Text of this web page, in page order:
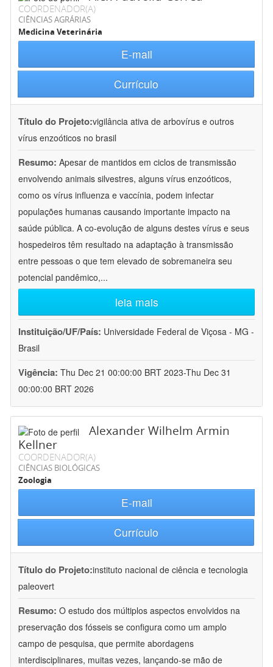
COORDENADOR(A)
CIÊNCIAS AGRÁRIAS
Medicina Veterinária
E-mail
Currículo
Título do Projeto:vigilância ativa de arbovírus e outros
vírus enzoóticos no brasil
Resumo: Apesar de mantidos em ciclos de transmissão
envolvendo animais silvestres, alguns vírus enzoóticos,
como os vírus influenza e vaccínia, podem infectar
populações humanas causando importante impacto na
saúde pública. A co-evolução de alguns destes vírus e seus
hospedeiros têm resultado na adaptação à transmissão
entre pessoas o que tem elevado de sobremaneira seu
potencial pandêmico,...
leia mais
Instituição/UF/País: Universidade Federal de Viçosa - MG -
Brasil
Vigência: Thu Dec 21 00:00:00 BRT 2023-Thu Dec 31
00:00:00 BRT 2026
Alexander Wilhelm Armin
Kellner
COORDENADOR(A)
CIÊNCIAS BIOLÓGICAS
Zoologia
E-mail
Currículo
Título do Projeto:instituto nacional de ciência e tecnologia
paleovert
Resumo: O estudo dos múltiplos aspectos envolvidos na
preservação dos fósseis se configura como um amplo
campo de pesquisa, que permite abordagens
interdisciplinares, muitas vezes, lançando-se mão de